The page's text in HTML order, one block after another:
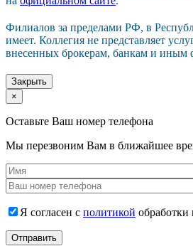
Филиалов за пределами РФ, в
имеет. Коллегия не представляет
внесенных брокерам, банкам и
Закрыть
×
Оставьте Ваш номер телефона
Мы перезвоним Вам в ближайшее
Я согласен с политикой